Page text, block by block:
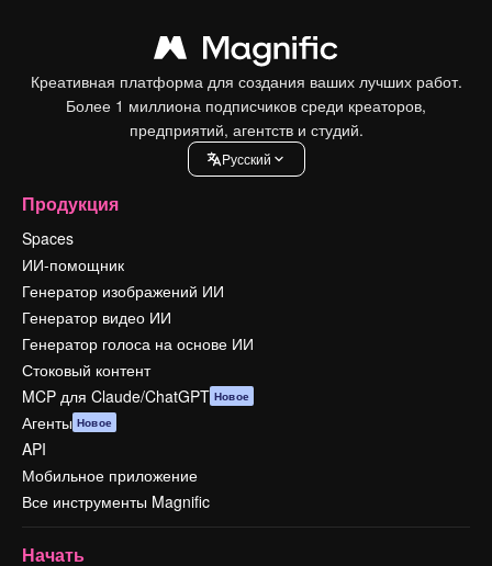
Креативная платформа для создания ваших лучших работ.
Более 1 миллиона подписчиков среди креаторов,
предприятий, агентств и студий.
Pусский
Продукция
Spaces
ИИ-помощник
Генератор изображений ИИ
Генератор видео ИИ
Генератор голоса на основе ИИ
Стоковый контент
MCP для Claude/ChatGPT Новое
Агенты Новое
API
Мобильное приложение
Все инструменты Magnific
Начать